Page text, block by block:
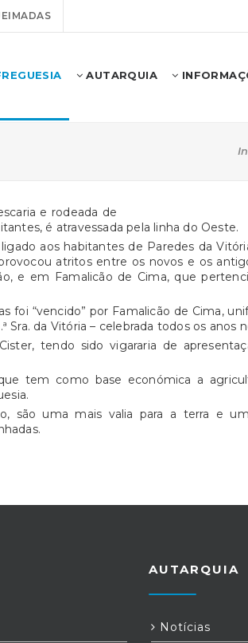
AUTARQUIA
e rodeada de
é atravessada pela linha do Oeste.
aos habitantes de Paredes da
atritos entre os novos e os
e em Famalicão de Cima, que
“vencido” por Famalicão de Cima,
da Vitória – celebrada todos os anos
tendo sido vigararia de
tem como base económica a
são uma mais valia para a terra e
AUTARQUIA
Notícias